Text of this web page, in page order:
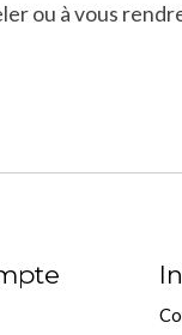
ou à vous